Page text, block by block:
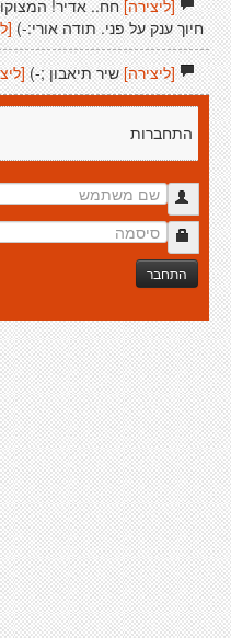
[ליצירה]חח.. אדיר!
חיוך ענק על פני. תודה אורי:-)
[ליצירה]שיר תיאבון ;-)
התחברות
התחבר